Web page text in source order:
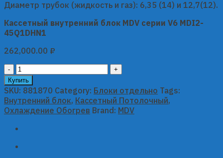
Диаметр трубок (жидкость и газ): 6,35 (14) и 12,7(12).
Кассетный внутренний блок MDV серии V6 MDI2-
45Q1DHN1
262,000.00 ₽
Кассетный
внутренний
блок
MDV
серии
V6
MDI2-
quantity
Купить
SKU: 881870 Category: Блоки отдельно Tags:
Внутренний блок, Кассетный Потолочный,
Охлаждение Обогрев Brand: MDV